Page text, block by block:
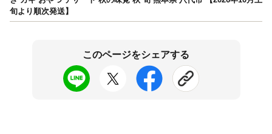
旬より順次発送】
このページをシェアする